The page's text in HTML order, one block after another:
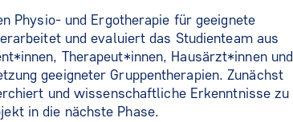
Physio- und Ergotherapie für geeignete
und evaluiert das Studienteam aus
Therapeut*innen, Hausärzt*innen und
geeigneter Gruppentherapien. Zunächst
und wissenschaftliche Erkenntnisse zu
in die nächste Phase.